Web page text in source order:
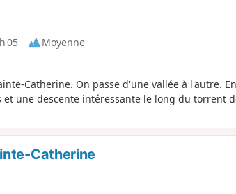
05
Moyenne
Catherine. On passe d'une vallée à l'autre.
une descente intéressante le long du torrent
Catherine